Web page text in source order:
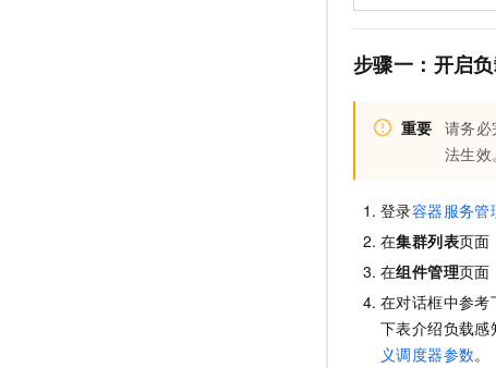
步骤一：开启
重要 请务必
法生效。
登录容器服务管
在集群列表页面
在组件管理页面
在对话框中参
下表介绍负载
义调度器参数。